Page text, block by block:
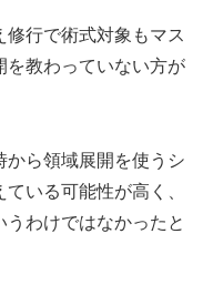
行で術式対象もマス
を教わっていない方が
から領域展開を使うシ
いる可能性が高く、
わけではなかったと